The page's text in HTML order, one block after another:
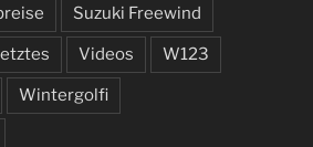
Suzuki Freewind
Videos W123
Wintergolfi